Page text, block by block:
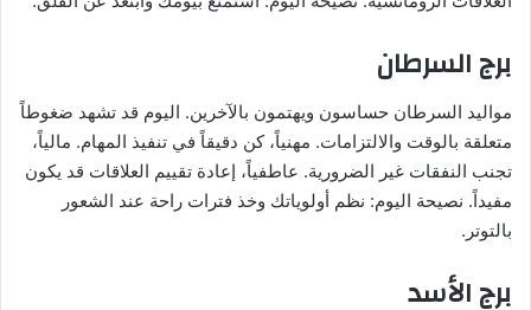
برج السرطان
مواليد السرطان حساسون ويهتمون بالآخرين. اليوم قد تشهد ضغوطاً
متعلقة بالوقت والالتزامات. مهنياً، كن دقيقاً في تنفيذ المهام. مالياً،
تجنب النفقات غير الضرورية. عاطفياً، إعادة تقييم العلاقات قد يكون
مفيداً. نصيحة اليوم: نظم أولوياتك وخذ فترات راحة عند الشعور
بالتوتر.
برج الأسد